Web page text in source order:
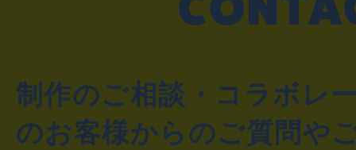
制作のご相談・コラボレ
のお客様からのご質問や